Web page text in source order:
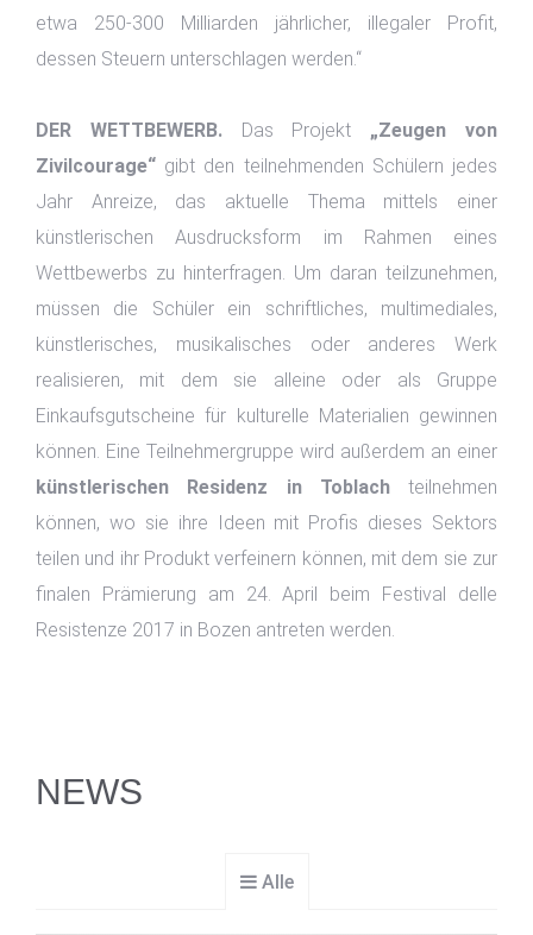
etwa 250-300 Milliarden jährlicher, illegaler Profit,
dessen Steuern unterschlagen werden.“
DER WETTBEWERB.Das Projekt „Zeugen von
Zivilcourage“ gibt den teilnehmenden Schülern jedes
Jahr Anreize, das aktuelle Thema mittels einer
künstlerischen Ausdrucksform im Rahmen eines
Wettbewerbs zu hinterfragen. Um daran teilzunehmen,
müssen die Schüler ein schriftliches, multimediales,
künstlerisches, musikalisches oder anderes Werk
realisieren, mit dem sie alleine oder als Gruppe
Einkaufsgutscheine für kulturelle Materialien gewinnen
können. Eine Teilnehmergruppe wird außerdem an einer
künstlerischen Residenz in Toblachteilnehmen
können, wo sie ihre Ideen mit Profis dieses Sektors
teilen und ihr Produkt verfeinern können, mit dem sie zur
finalen Prämierung am 24. April beim Festival delle
Resistenze 2017 in Bozen antreten werden.
NEWS
Alle